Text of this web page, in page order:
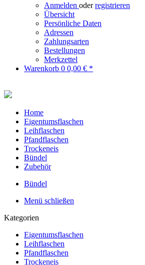
Anmelden oderregistrieren
Übersicht
Persönliche Daten
Adressen
Zahlungsarten
Bestellungen
Merkzettel
Warenkorb 0 0,00 € *
Home
Eigentumsflaschen
Leihflaschen
Pfandflaschen
Trockeneis
Bündel
Zubehör
Bündel
Menü schließen
Kategorien
Eigentumsflaschen
Leihflaschen
Pfandflaschen
Trockeneis